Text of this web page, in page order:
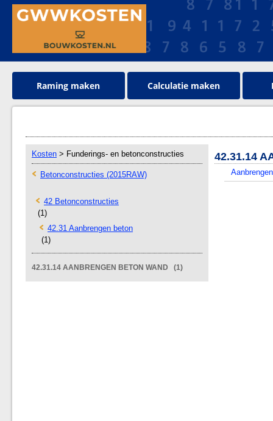
Raming maken Calculatie maken
Kosten > Funderings- en betonconstructies
Betonconstructies (2015RAW)
42 Betonconstructies
(1)
42.31 Aanbrengen beton
(1)
42.31.14 AANBRENGEN BETON WAND (1)
42.31.14